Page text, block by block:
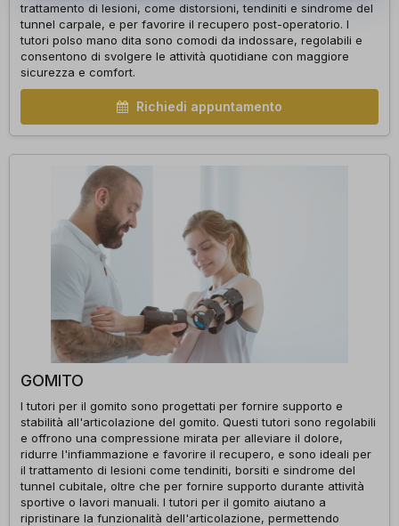
trattamento di lesioni, come distorsioni, tendiniti e sindrome del
tunnel carpale, e per favorire il recupero post-operatorio. I
tutori polso mano dita sono comodi da indossare, regolabili e
consentono di svolgere le attività quotidiane con maggiore
sicurezza e comfort.
Richiedi appuntamento
GOMITO
I tutori per il gomito sono progettati per fornire supporto e
stabilità all'articolazione del gomito. Questi tutori sono regolabili
e offrono una compressione mirata per alleviare il dolore,
ridurre l'infiammazione e favorire il recupero, e sono ideali per
il trattamento di lesioni come tendiniti, borsiti e sindrome del
tunnel cubitale, oltre che per fornire supporto durante attività
sportive o lavori manuali. I tutori per il gomito aiutano a
ripristinare la funzionalità dell'articolazione, permettendo